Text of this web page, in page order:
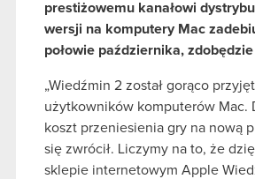
prestiżowemu kanałowi
wersji na komputery Mac
połowie października,
„Wiedźmin 2 został gorąco
użytkowników komputerów Mac.
koszt przeniesienia gry na nową
się zwrócił. Liczymy na to, że
sklepie internetowym Apple